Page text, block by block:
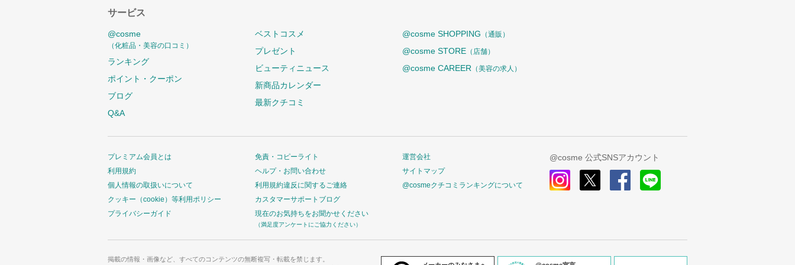
サービス
@cosme
（化粧品・美容の口コミ）
ランキング
ポイント・クーポン
ブログ
Q&A
ベストコスメ
プレゼント
ビューティニュース
新商品カレンダー
最新クチコミ
@cosme SHOPPING （通販）
@cosme STORE （店舗）
@cosme CAREER （美容の求人）
プレミアム会員とは
利用規約
個人情報の取扱いについて
クッキー（cookie）等利用ポリシー
プライバシーガイド
免責・コピーライト
ヘルプ・お問い合わせ
利用規約違反に関するご連絡
カスタマーサポートブログ
現在のお気持ちをお聞かせください
（満足度アンケートにご協力ください）
運営会社
サイトマップ
@cosmeクチコミランキングについて
@cosme 公式SNSアカウント
掲載の情報・画像など、すべてのコンテンツの無断複写・転載を禁じます。